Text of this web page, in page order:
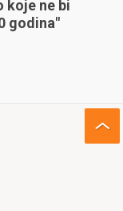
koje ne bi
godina"